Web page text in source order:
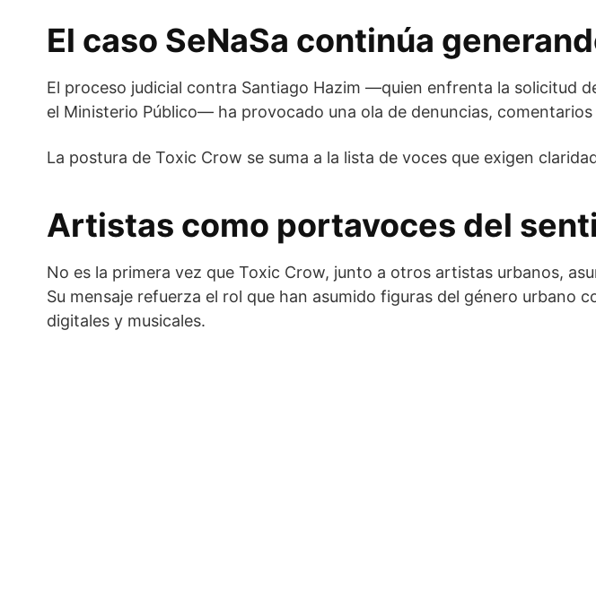
El caso SeNaSa continúa
El proceso judicial contra Santiago Hazim —quien enfrenta la solicitud
el Ministerio Público— ha provocado una ola de denuncias,
La postura de Toxic Crow se suma a la lista de voces que exigen
Artistas como portavoces del
No es la primera vez que Toxic Crow, junto a otros artistas urbanos,
Su mensaje refuerza el rol que han asumido figuras del género
digitales y musicales.